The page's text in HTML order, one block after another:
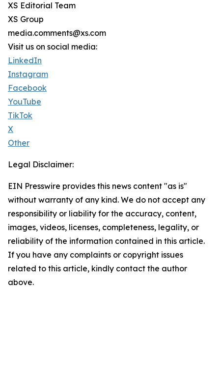
XS Editorial Team
XS Group
media.comments@xs.com
Visit us on social media:
LinkedIn
Instagram
Facebook
YouTube
TikTok
X
Other
Legal Disclaimer:
EIN Presswire provides this news content "as is"
without warranty of any kind. We do not accept any
responsibility or liability for the accuracy, content,
images, videos, licenses, completeness, legality, or
reliability of the information contained in this article.
If you have any complaints or copyright issues
related to this article, kindly contact the author
above.